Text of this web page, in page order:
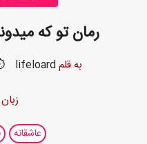
رمان تو که
به قلم lifeloard ⏱️۱۴
زبان
عاشقانه